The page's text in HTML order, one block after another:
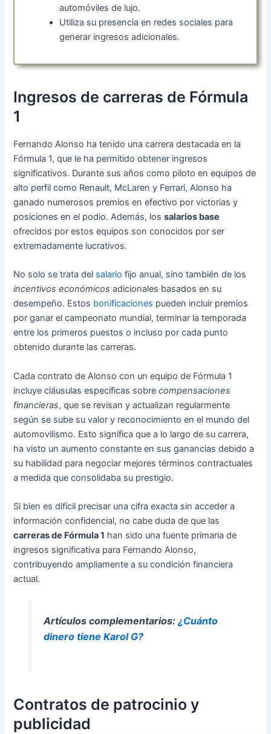
automóviles de lujo.
Utiliza su presencia en redes sociales para
generar ingresos adicionales.
Ingresos de carreras de Fórmula
1
Fernando Alonso ha tenido una carrera destacada en la
Fórmula 1, que le ha permitido obtener ingresos
significativos. Durante sus años como piloto en equipos de
alto perfil como Renault, McLaren y Ferrari, Alonso ha
ganado numerosos premios en efectivo por victorias y
posiciones en el podio. Además, lossalarios base
ofrecidos por estos equipos son conocidos por ser
extremadamente lucrativos.
No solo se trata del salario fijo anual, sino también de los
incentivos económicos adicionales basados en su
desempeño. Estos bonificaciones pueden incluir premios
por ganar el campeonato mundial, terminar la temporada
entre los primeros puestos o incluso por cada punto
obtenido durante las carreras.
Cada contrato de Alonso con un equipo de Fórmula 1
incluye cláusulas específicas sobrecompensaciones
financieras, que se revisan y actualizan regularmente
según se sube su valor y reconocimiento en el mundo del
automovilismo. Esto significa que a lo largo de su carrera,
ha visto un aumento constante en sus ganancias debido a
su habilidad para negociar mejores términos contractuales
a medida que consolidaba su prestigio.
Si bien es difícil precisar una cifra exacta sin acceder a
información confidencial, no cabe duda de que las
carreras de Fórmula 1 han sido una fuente primaria de
ingresos significativa para Fernando Alonso,
contribuyendo ampliamente a su condición financiera
actual.
Artículos complementarios: ¿Cuánto
dinero tiene Karol G?
Contratos de patrocinio y
publicidad